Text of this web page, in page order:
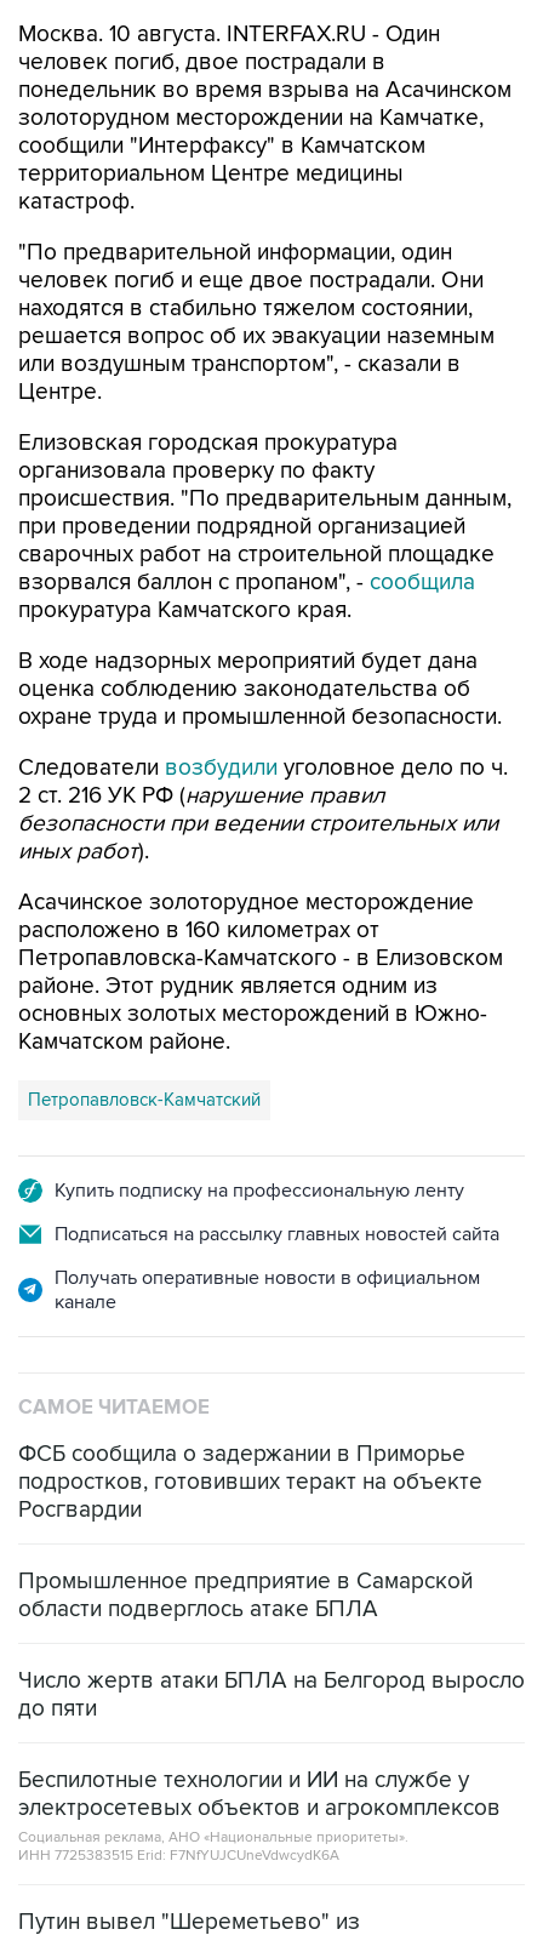
Москва. 10 августа. INTERFAX.RU - Один
человек погиб, двое пострадали в
понедельник во время взрыва на Асачинском
золоторудном месторождении на Камчатке,
сообщили "Интерфаксу" в Камчатском
территориальном Центре медицины
катастроф.
"По предварительной информации, один
человек погиб и еще двое пострадали. Они
находятся в стабильно тяжелом состоянии,
решается вопрос об их эвакуации наземным
или воздушным транспортом", - сказали в
Центре.
Елизовская городская прокуратура
организовала проверку по факту
происшествия. "По предварительным данным,
при проведении подрядной организацией
сварочных работ на строительной площадке
взорвался баллон с пропаном", - сообщила
прокуратура Камчатского края.
В ходе надзорных мероприятий будет дана
оценка соблюдению законодательства об
охране труда и промышленной безопасности.
Следователи возбудили уголовное дело по ч.
2 ст. 216 УК РФ (нарушение правил
безопасности при ведении строительных или
иных работ).
Асачинское золоторудное месторождение
расположено в 160 километрах от
Петропавловска-Камчатского - в Елизовском
районе. Этот рудник является одним из
основных золотых месторождений в Южно-
Камчатском районе.
Петропавловск-Камчатский
Купить подписку на профессиональную ленту
Подписаться на рассылку главных новостей сайта
Получать оперативные новости в официальном
канале
САМОЕ ЧИТАЕМОЕ
ФСБ сообщила о задержании в Приморье
подростков, готовивших теракт на объекте
Росгвардии
Промышленное предприятие в Самарской
области подверглось атаке БПЛА
Число жертв атаки БПЛА на Белгород выросло
до пяти
Беспилотные технологии и ИИ на службе у
электросетевых объектов и агрокомплексов
Социальная реклама, АНО «Национальные приоритеты».
ИНН 7725383515 Erid: F7NfYUJCUneVdwcydK6A
Путин вывел "Шереметьево" из